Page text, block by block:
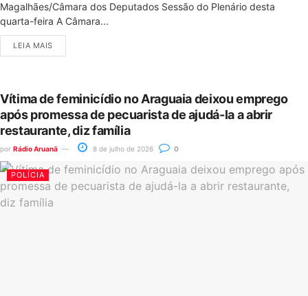
Magalhães/Câmara dos Deputados Sessão do Plenário desta
quarta-feira A Câmara...
LEIA MAIS
Vítima de feminicídio no Araguaia deixou emprego
após promessa de pecuarista de ajudá-la a abrir
restaurante, diz família
por Rádio Aruanã 8 de julho de 2026 0
POLÍCIA